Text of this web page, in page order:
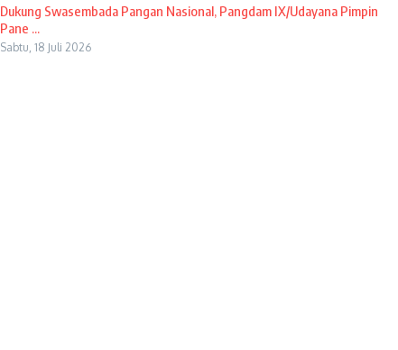
Dukung Swasembada Pangan Nasional, Pangdam IX/Udayana Pimpin
Pane ...
Sabtu, 18 Juli 2026